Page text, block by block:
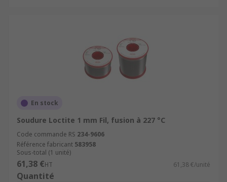
En stock
Soudure Loctite 1 mm Fil, fusion à 227 °C
Code commande RS 234-9606
Référence fabricant 583958
Sous-total (1 unité)
61,38 €HT 61,38 €/unité
Quantité